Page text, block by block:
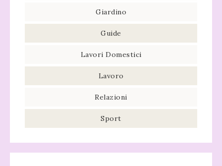
Giardino
Guide
Lavori Domestici
Lavoro
Relazioni
Sport